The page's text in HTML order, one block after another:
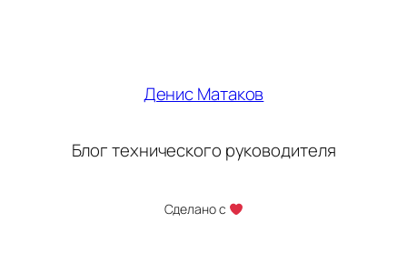
Денис Матаков
Блог технического руководителя
Сделано с